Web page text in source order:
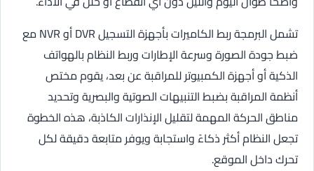
تشمل البرمجة ربط الكاميرات بأجهزة التسجيل DVR أو NVR مع
ضبط جودة الصورة وسرعة الإطارات وربط النظام بالهواتف
الذكية أو أجهزة الكمبيوتر للمراقبة عن بعد، يقوم مختص
أنظمة المراقبة بضبط التنبيهات الصوتية والبصرية وتحديد
مناطق الحركة المهمة لتقليل الإنذارات الكاذبة، هذه الخطوة
تجعل النظام أكثر ذكاءً واستجابة ويوفر متابعة دقيقة لكل
تحرك داخل الموقع.